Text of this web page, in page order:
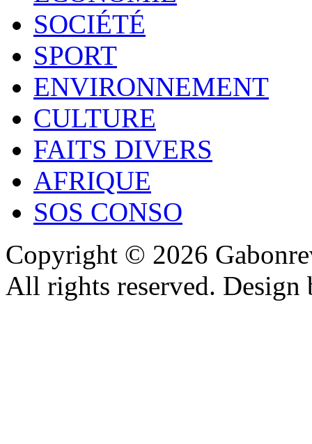
SOCIÉTÉ
SPORT
ENVIRONNEMENT
CULTURE
FAITS DIVERS
AFRIQUE
SOS CONSO
Copyright © 2026
All rights reserved.